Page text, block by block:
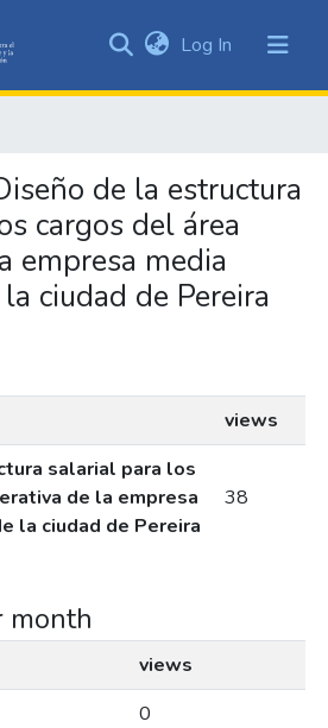
&
All of DSpace
Log In (current)
de la estructura
cargos del área
empresa media
ciudad de Pereira
views
salarial para los
de la empresa
la ciudad de Pereira
38
month
views
0